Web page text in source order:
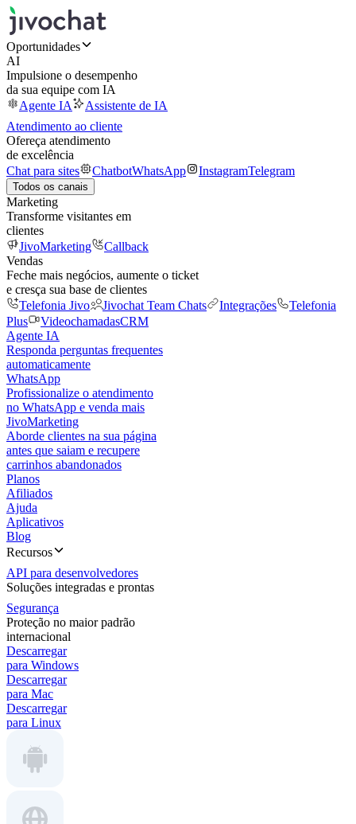
Oportunidades
AI
Impulsione o desempenho
da sua equipe com IA
Agente IA
Assistente de IA
Atendimento ao cliente
Ofereça atendimento
de excelência
Chat para sites
ChatbotWhatsApp InstagramTelegram
Todos os canais
Marketing
Transforme visitantes em
clientes
JivoMarketing
Callback
Vendas
Feche mais negócios, aumente o ticket
e cresça sua base de clientes
Telefonia Jivo
Jivochat Team Chats Integrações
Telefonia
Plus
VideochamadasCRM
Agente IA
Responda perguntas frequentes
automaticamente
WhatsApp
Profissionalize o atendimento
no WhatsApp e venda mais
JivoMarketing
Aborde clientes na sua página
antes que saiam e recupere
carrinhos abandonados
Planos
Afiliados
Ajuda
Aplicativos
Blog
Recursos
API para desenvolvedores
Soluções integradas e prontas
Segurança
Proteção no maior padrão
internacional
Descarregar
para Windows
Descarregar
para Mac
Descarregar
para Linux